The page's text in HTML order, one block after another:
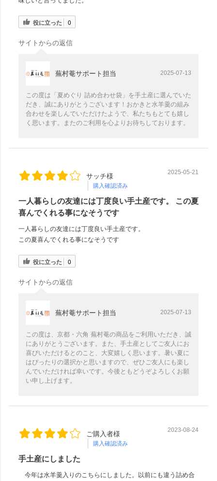
役に立った 0
サイトからの返信
蕪村菴サポート担当 2025-07-13
この度は「夏めぐり 詰め合わせ袋」を手土産に選んでいた
だき、誠にありがとうございます！おかきと水羊羹の組み
合わせを楽しんでいただけたようで、私たちもとても嬉し
く思います。またのご利用を心よりお待ちしております。
サッチ様
購入確認済み
2025-05-21
一人暮らしの友達には丁度良い手土産です。 この夏
喜んでくれる事になそうです
一人暮らしの友達には丁度良い手土産です。
この夏喜んでくれる事になそうです
役に立った 0
サイトからの返信
蕪村菴サポート担当 2025-07-13
この度は、京都・六角 蕪村菴の商品をご利用いただき、誠
にありがとうございます。また、手土産としてご友人にお
喜びいただけるとのこと、大変嬉しく思います。暑い夏に
はぴったりの選択かと思いますので、ぜひご友人にも楽し
んでいただければ幸いです。今後ともどうぞよろしくお願
い申し上げます。
ご購入者様
購入確認済み
2023-08-24
手土産にしました
今年は水羊羹入りのこちらにしました。以前にも違う詰め合